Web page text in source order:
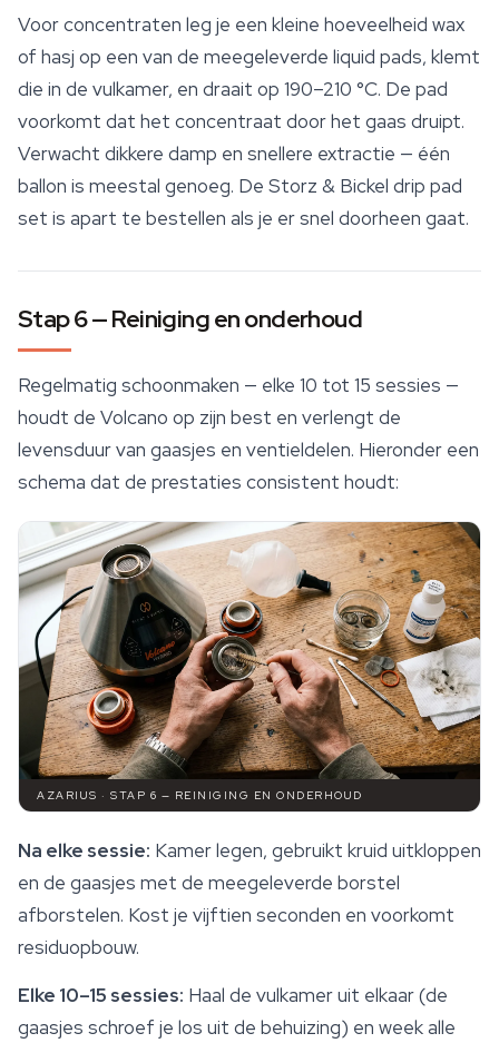
Voor concentraten leg je een kleine hoeveelheid wax
of hasj op een van de meegeleverde liquid pads, klemt
die in de vulkamer, en draait op 190–210 °C. De pad
voorkomt dat het concentraat door het gaas druipt.
Verwacht dikkere damp en snellere extractie — één
ballon is meestal genoeg. De Storz & Bickel drip pad
set is apart te bestellen als je er snel doorheen gaat.
Stap 6 — Reiniging en onderhoud
Regelmatig schoonmaken — elke 10 tot 15 sessies —
houdt de Volcano op zijn best en verlengt de
levensduur van gaasjes en ventieldelen. Hieronder een
schema dat de prestaties consistent houdt:
AZARIUS · STAP 6 — REINIGING EN ONDERHOUD
Na elke sessie: Kamer legen, gebruikt kruid uitkloppen
en de gaasjes met de meegeleverde borstel
afborstelen. Kost je vijftien seconden en voorkomt
residuopbouw.
Elke 10–15 sessies: Haal de vulkamer uit elkaar (de
gaasjes schroef je los uit de behuizing) en week alle